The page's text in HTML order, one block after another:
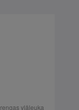
yläleuka